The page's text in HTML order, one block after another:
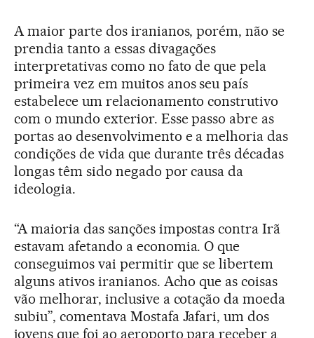
A maior parte dos iranianos, porém, não se
prendia tanto a essas divagações
interpretativas como no fato de que pela
primeira vez em muitos anos seu país
estabelece um relacionamento construtivo
com o mundo exterior. Esse passo abre as
portas ao desenvolvimento e a melhoria das
condições de vida que durante três décadas
longas têm sido negado por causa da
ideologia.
“A maioria das sanções impostas contra Irã
estavam afetando a economia. O que
conseguimos vai permitir que se libertem
alguns ativos iranianos. Acho que as coisas
vão melhorar, inclusive a cotação da moeda
subiu”, comentava Mostafa Jafari, um dos
jovens que foi ao aeroporto para receber a